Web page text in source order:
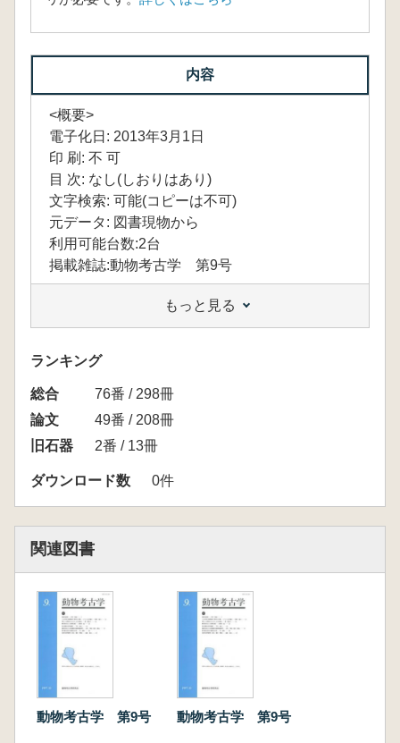
内容
<概要>
電子化日: 2013年3月1日
印 刷: 不 可
目 次: なし(しおりはあり)
文字検索: 可能(コピーは不可)
元データ: 図書現物から
利用可能台数:2台
掲載雑誌:動物考古学 第9号
もっと見る
ランキング
総合
76番 / 298冊
論文
49番 / 208冊
旧石器
2番 / 13冊
ダウンロード数 0件
関連図書
動物考古学 第9号 動物考古学 第9号